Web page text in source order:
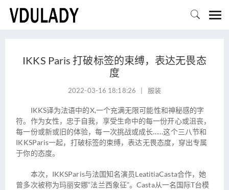
IKKS Paris 打破标签的束缚，表达无畏态
度
2022-03-16 18:18:26 服装
​IKKS译为法语中的X,一个充满无限可能性和神秘感的字
符。作为女性，忠于自我，享受生命中的每一份开心或沮丧，
每一份或新或旧的体验，每一次挑战或成长……这个三八节和
IKKSParis一起，打破标签的束缚，表达无畏态度，穿出专属
于你的态度。
本次，IKKSParis与法国知名演员LeatitiaCasta合作，她
曾多次被称为玛丽安娜“法兰西象征”。Casta从一名国际T台模